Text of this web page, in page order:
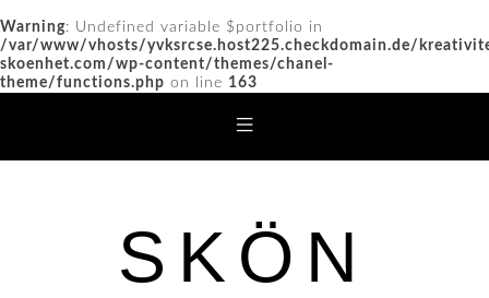
Warning: Undefined variable $portfolio in
/var/www/vhosts/yvksrcse.host225.checkdomain.de/
skoenhet.com/wp-content/themes/chanel-
theme/functions.php on line 163
SKÖN